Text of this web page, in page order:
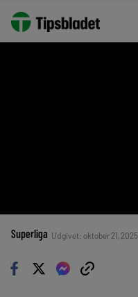
Superliga Udgivet: oktober 21,